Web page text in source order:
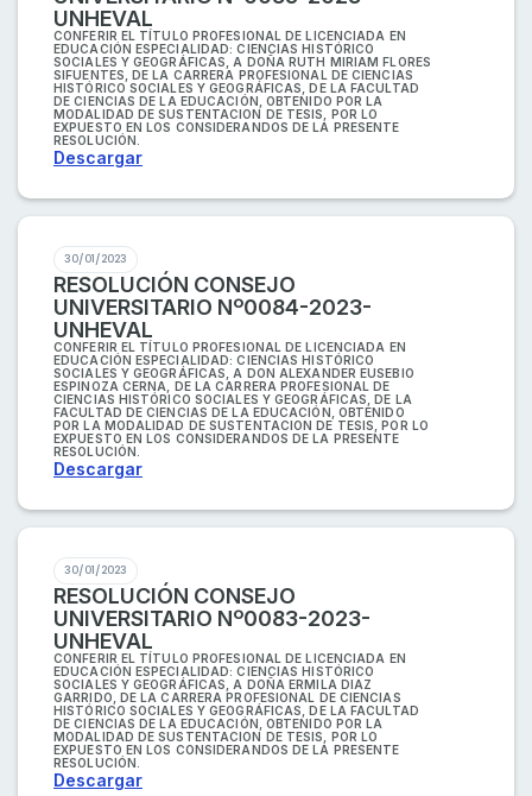
UNHEVAL
CONFERIR EL TÍTULO PROFESIONAL DE LICENCIADA EN
EDUCACIÓN ESPECIALIDAD: CIENCIAS HISTÓRICO
SOCIALES Y GEOGRÁFICAS, A DOÑA RUTH MIRIAM FLORES
SIFUENTES, DE LA CARRERA PROFESIONAL DE CIENCIAS
HISTÓRICO SOCIALES Y GEOGRÁFICAS, DE LA FACULTAD
DE CIENCIAS DE LA EDUCACIÓN, OBTENIDO POR LA
MODALIDAD DE SUSTENTACION DE TESIS, POR LO
EXPUESTO EN LOS CONSIDERANDOS DE LA PRESENTE
RESOLUCIÓN.
Descargar
30/01/2023
RESOLUCIÓN CONSEJO
UNIVERSITARIO Nº0084-2023-
UNHEVAL
CONFERIR EL TÍTULO PROFESIONAL DE LICENCIADA EN
EDUCACIÓN ESPECIALIDAD: CIENCIAS HISTÓRICO
SOCIALES Y GEOGRÁFICAS, A DON ALEXANDER EUSEBIO
ESPINOZA CERNA, DE LA CARRERA PROFESIONAL DE
CIENCIAS HISTÓRICO SOCIALES Y GEOGRÁFICAS, DE LA
FACULTAD DE CIENCIAS DE LA EDUCACIÓN, OBTENIDO
POR LA MODALIDAD DE SUSTENTACION DE TESIS, POR LO
EXPUESTO EN LOS CONSIDERANDOS DE LA PRESENTE
RESOLUCIÓN.
Descargar
30/01/2023
RESOLUCIÓN CONSEJO
UNIVERSITARIO Nº0083-2023-
UNHEVAL
CONFERIR EL TÍTULO PROFESIONAL DE LICENCIADA EN
EDUCACIÓN ESPECIALIDAD: CIENCIAS HISTÓRICO
SOCIALES Y GEOGRÁFICAS, A DOÑA ERMILA DIAZ
GARRIDO, DE LA CARRERA PROFESIONAL DE CIENCIAS
HISTÓRICO SOCIALES Y GEOGRÁFICAS, DE LA FACULTAD
DE CIENCIAS DE LA EDUCACIÓN, OBTENIDO POR LA
MODALIDAD DE SUSTENTACION DE TESIS, POR LO
EXPUESTO EN LOS CONSIDERANDOS DE LA PRESENTE
RESOLUCIÓN.
Descargar